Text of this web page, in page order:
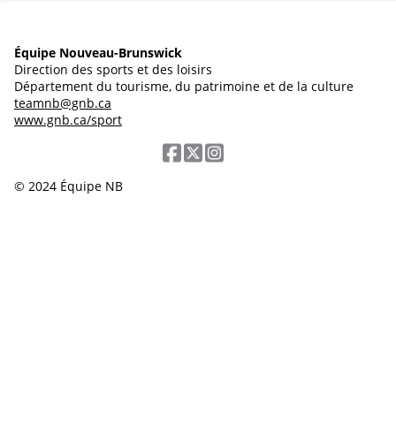
Équipe Nouveau-Brunswick
Direction des sports et des loisirs
Département du tourisme, du patrimoine et de la culture
teamnb@gnb.ca
www.gnb.ca/sport
© 2024 Équipe NB